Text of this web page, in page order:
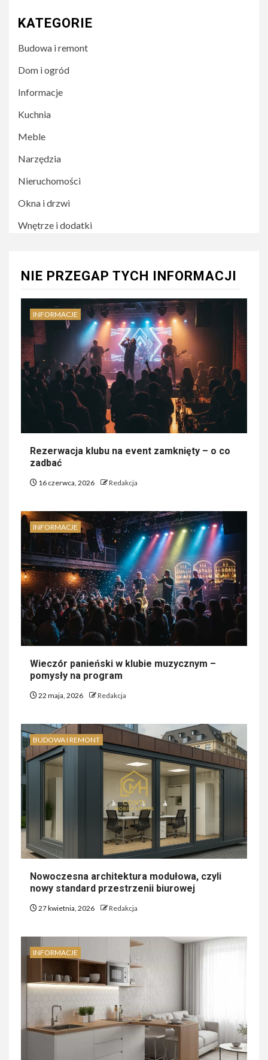
KATEGORIE
Budowa i remont
Dom i ogród
Informacje
Kuchnia
Meble
Narzędzia
Nieruchomości
Okna i drzwi
Wnętrze i dodatki
NIE PRZEGAP TYCH INFORMACJI
INFORMACJE
Rezerwacja klubu na event zamknięty – o co
zadbać
16 czerwca, 2026 Redakcja
INFORMACJE
Wieczór panieński w klubie muzycznym –
pomysły na program
22 maja, 2026 Redakcja
BUDOWA I REMONT
Nowoczesna architektura modułowa, czyli
nowy standard przestrzenii biurowej
27 kwietnia, 2026 Redakcja
INFORMACJE